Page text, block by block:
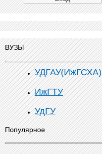
ВУЗЫ
УДГАУ(ИжГСХА)
ИжГТУ
УдГУ
Популярное